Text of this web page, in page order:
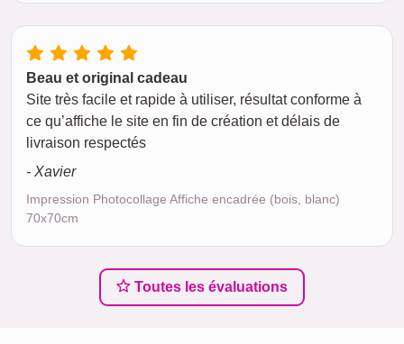
Beau et original cadeau
Site très facile et rapide à utiliser, résultat conforme à
ce qu’affiche le site en fin de création et délais de
livraison respectés
- Xavier
Impression Photocollage Affiche encadrée (bois, blanc)
70x70cm
Toutes les évaluations